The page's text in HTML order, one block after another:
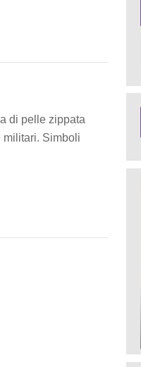
di pelle zippata
Simboli